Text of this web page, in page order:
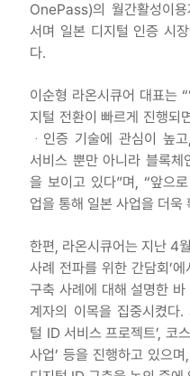
OnePass)의 월간활성이
서며 일본 디지털 인증 시
다.
이순형 라온시큐어 대표는
지털 전환이 빠르게 진행되
ᆞ인증 기술에 관심이 높
서비스 뿐만 아니라 블록
을 보이고 있다”며, “앞으
업을 통해 일본 사업을 더욱
한편, 라온시큐어는 지난 4
사례 전파를 위한 간담회’
구축 사례에 대해 설명한
계자의 이목을 집중시켰다.
털 ID 서비스 프로젝트’, 코
사업’ 등을 진행하고 있으